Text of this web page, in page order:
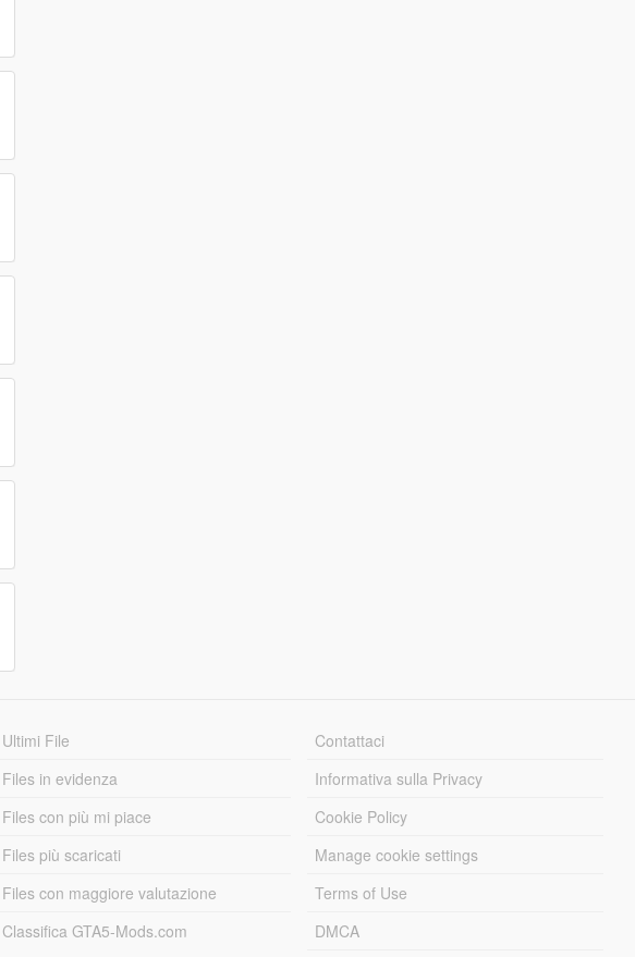
Ultimi File
Files in evidenza
Files con più mi piace
Files più scaricati
Files con maggiore valutazione
Classifica GTA5-Mods.com
Contattaci
Informativa sulla Privacy
Cookie Policy
Manage cookie settings
Terms of Use
DMCA